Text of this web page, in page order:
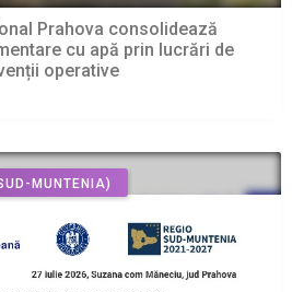
Prahova consolidează
cu apă prin lucrări de
operative
MUNTENIA)